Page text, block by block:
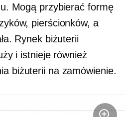
Mogą przybierać formę
pierścionków, a
Rynek biżuterii
i istnieje również
biżuterii na zamówienie.